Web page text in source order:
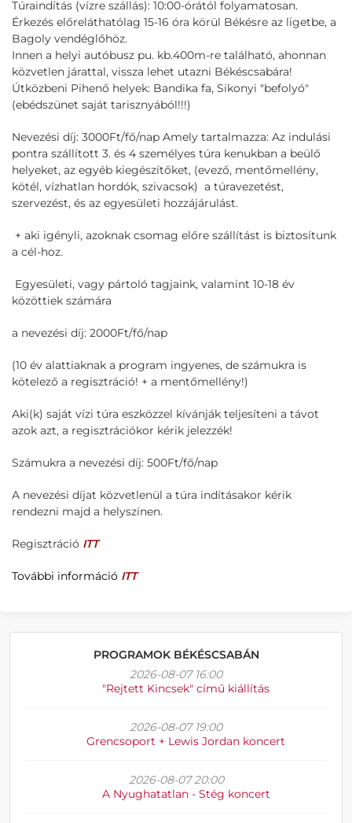
Túraindítás (vízre szállás): 10:00-órától folyamatosan.
Érkezés előreláthatólag 15-16 óra körül Békésre az ligetbe, a
Bagoly vendéglőhöz.
Innen a helyi autóbusz pu. kb.400m-re található, ahonnan
közvetlen járattal, vissza lehet utazni Békéscsabára!
Útközbeni Pihenő helyek: Bandika fa, Sikonyi "befolyó"
(ebédszünet saját tarisznyából!!!)
Nevezési díj: 3000Ft/fő/nap Amely tartalmazza: Az indulási
pontra szállított 3. és 4 személyes túra kenukban a beülő
helyeket, az egyéb kiegészítőket, (evező, mentőmellény,
kötél, vízhatlan hordók, szivacsok) a túravezetést,
szervezést, és az egyesületi hozzájárulást.
+ aki igényli, azoknak csomag előre szállítást is biztosítunk
a cél-hoz.
Egyesületi, vagy pártoló tagjaink, valamint 10-18 év
közöttiek számára
a nevezési díj: 2000Ft/fő/nap
(10 év alattiaknak a program ingyenes, de számukra is
kötelező a regisztráció! + a mentőmellény!)
Aki(k) saját vízi túra eszközzel kívánják teljesíteni a távot
azok azt, a regisztrációkor kérik jelezzék!
Számukra a nevezési díj: 500Ft/fő/nap
A nevezési díjat közvetlenül a túra indításakor kérik
rendezni majd a helyszínen.
Regisztráció ITT
További információ ITT
PROGRAMOK BÉKÉSCSABÁN
2026-08-07 16:00
"Rejtett Kincsek" című kiállítás
2026-08-07 19:00
Grencsoport + Lewis Jordan koncert
2026-08-07 20:00
A Nyughatatlan - Stég koncert